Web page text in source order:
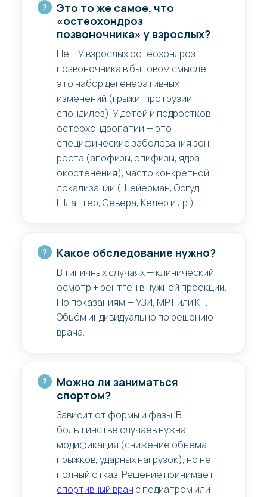
Это то же самое, что
«остеохондроз
позвоночника» у взрослых?
Нет. У взрослых остеохондроз
позвоночника в бытовом смысле —
это набор дегенеративных
изменений (грыжи, протрузии,
спондилёз). У детей и подростков
остеохондропатии — это
специфические заболевания зон
роста (апофизы, эпифизы, ядра
окостенения), часто конкретной
локализации (Шейерман, Осгуд-
Шлаттер, Севера, Кёлер и др.).
Какое обследование нужно?
В типичных случаях — клинический
осмотр + рентген в нужной проекции.
По показаниям — УЗИ, МРТ или КТ.
Объём индивидуально по решению
врача.
Можно ли заниматься
спортом?
Зависит от формы и фазы. В
большинстве случаев нужна
модификация (снижение объёма
прыжков, ударных нагрузок), но не
полный отказ. Решение принимает
спортивный врач с педиатром или